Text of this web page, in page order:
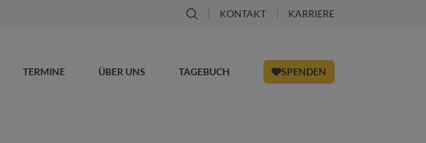
KONTAKT KARRIERE
TERMINE ÜBER UNS TAGEBUCH SPENDEN